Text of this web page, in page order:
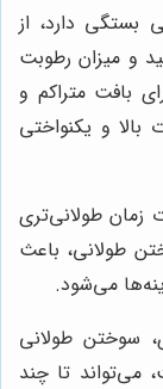
بستگی دارد، از
و میزان رطوبت
بافت متراکم و
و یکنواختی
زمان طولانی‌تری
طولانی، باعث
می‌شود.
سوختن طولانی
تا چند